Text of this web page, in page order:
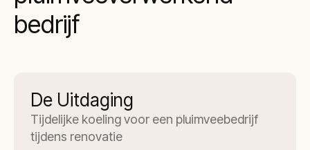
bedrijf
De Uitdaging
Tijdelijke koeling voor een pluimveebedrijf
tijdens renovatie